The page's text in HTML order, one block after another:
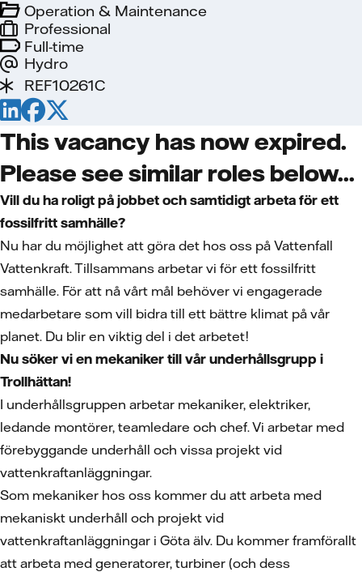
Full-time
Hydro
Professional
Operation & Maintenance
REF10261C
This vacancy has now expired.
Please see similar roles below...
Vill du ha roligt på jobbet och samtidigt arbeta för ett
fossilfritt samhälle?
Nu har du möjlighet att göra det hos oss på Vattenfall
Vattenkraft. Tillsammans arbetar vi för ett fossilfritt
samhälle. För att nå vårt mål behöver vi engagerade
medarbetare som vill bidra till ett bättre klimat på vår
planet. Du blir en viktig del i det arbetet!
Nu söker vi en mekaniker till vår underhållsgrupp i
Trollhättan!
I underhållsgruppen arbetar mekaniker, elektriker,
ledande montörer, teamledare och chef. Vi arbetar med
förebyggande underhåll och vissa projekt vid
vattenkraftanläggningar.
Som mekaniker hos oss kommer du att arbeta med
mekaniskt underhåll och projekt vid
vattenkraftanläggningar i Göta älv. Du kommer framförallt
att arbeta med generatorer, turbiner (och dess